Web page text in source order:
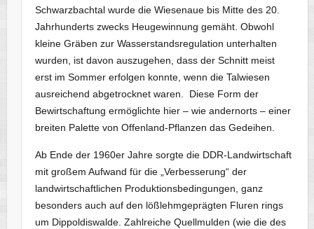
Schwarzbachtal wurde die Wiesenaue bis Mitte des 20.
Jahrhunderts zwecks Heugewinnung gemäht. Obwohl
kleine Gräben zur Wasserstandsregulation unterhalten
wurden, ist davon auszugehen, dass der Schnitt meist
erst im Sommer erfolgen konnte, wenn die Talwiesen
ausreichend abgetrocknet waren. Diese Form der
Bewirtschaftung ermöglichte hier – wie andernorts – einer
breiten Palette von Offenland-Pflanzen das Gedeihen.
Ab Ende der 1960er Jahre sorgte die DDR-Landwirtschaft
mit großem Aufwand für die „Verbesserung“ der
landwirtschaftlichen Produktionsbedingungen, ganz
besonders auch auf den lößlehmgeprägten Fluren rings
um Dippoldiswalde. Zahlreiche Quellmulden (wie die des